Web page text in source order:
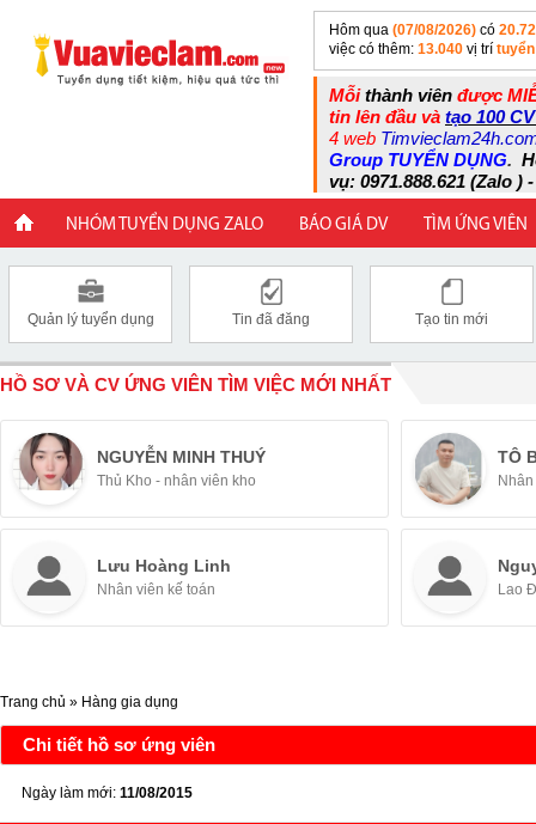
Hôm qua (07/08/2026) có
việc có thêm: 13.040 vị trí
Mỗithành viên được
tin lên đầu và tạo 100
4 web
Group TUYỂN DỤNG.
vụ: 0971.888.621 (Zalo )
NHÓM TUYỂN DỤNG ZALO BÁO GIÁ DV TÌM ỨNG VIÊN
Quản lý tuyển dụng Tin đã đăng Tạo tin mới
HỒ SƠ VÀ CV ỨNG VIÊN TÌM VIỆC MỚI NHẤT
NGUYỄN MINH THUÝ
Thủ Kho - nhân viên kho
TÔ
Lưu Hoàng Linh
Nhân viên kế toán Lao
Trang chủ » Hàng gia dụng
Chi tiết hồ sơ ứng viên
Ngày làm mới: 11/08/2015